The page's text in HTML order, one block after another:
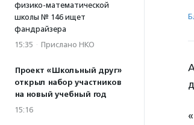
физико-математической
школы № 146 ищет
фандрайзера
15:35 · Прислано НКО
Проект «Школьный друг»
открыл набор участников
на новый учебный год
15:16